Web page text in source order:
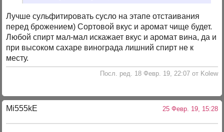
Лучше сульфитировать сусло на этапе отстаивания
перед брожением) Сортовой вкус и аромат чище будет.
Любой спирт мал-мал искажает вкус и аромат вина, да и
при высоком сахаре винограда лишний спирт не к
месту.
Посл. ред. 18 Февр. 19, 22:07 от Kolew
Mi555kE 25 Февр. 19, 15:28